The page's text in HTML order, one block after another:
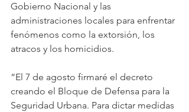
Gobierno Nacional y las
administraciones locales para enfrentar
fenómenos como la extorsión, los
atracos y los homicidios.
“El 7 de agosto firmaré el decreto
creando el Bloque de Defensa para la
Seguridad Urbana. Para dictar medidas